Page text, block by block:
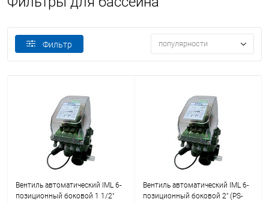
Фильтр популярности
Вентиль автоматический IML 6-
позиционный боковой 1 1/2"
Вентиль автоматический IML 6-
позиционный боковой 2" (PS-